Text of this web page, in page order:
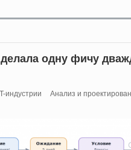
одну фичу
индустрии
Анализ и